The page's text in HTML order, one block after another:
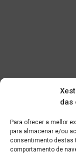
das
Para ofrecer a mellor
para almacenar e/ou
consentimento destas
comportamento de